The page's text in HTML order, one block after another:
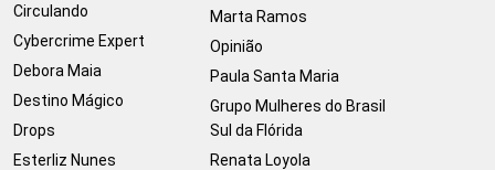
Circulando
Cybercrime Expert
Debora Maia
Destino Mágico
Drops
Esterliz Nunes
Marta Ramos
Opinião
Paula Santa Maria
Grupo Mulheres do Brasil
Sul da Flórida
Renata Loyola